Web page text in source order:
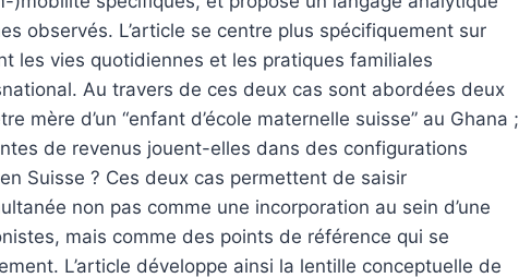
observés. L’article se cen­tre plus spécifiquement sur
les vies quotidiennes et les pratiques familiales
Au travers de ces deux cas sont abordées deux
mère d’un “enfant d’école maternelle suisse” au Ghana ;
de revenus jouent-elles dans des configurations
Suisse ? Ces deux cas permettent de saisir
non pas comme une incorporation au sein d’une
mais comme des points de référence qui se
L’article développe ainsi la lentille conceptuelle de